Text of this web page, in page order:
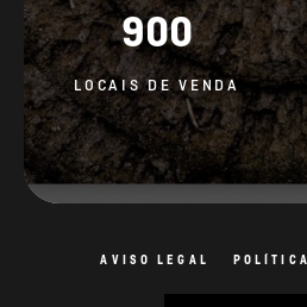
900
LOCAIS DE VENDA
AVISO LEGAL